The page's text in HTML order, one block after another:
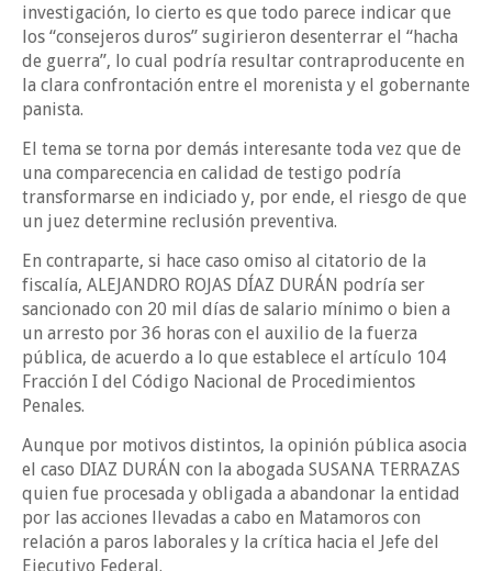
investigación, lo cierto es que todo parece indicar que
los “consejeros duros” sugirieron desenterrar el “hacha
de guerra”, lo cual podría resultar contraproducente en
la clara confrontación entre el morenista y el gobernante
panista.
El tema se torna por demás interesante toda vez que de
una comparecencia en calidad de testigo podría
transformarse en indiciado y, por ende, el riesgo de que
un juez determine reclusión preventiva.
En contraparte, si hace caso omiso al citatorio de la
fiscalía, ALEJANDRO ROJAS DÍAZ DURÁN podría ser
sancionado con 20 mil días de salario mínimo o bien a
un arresto por 36 horas con el auxilio de la fuerza
pública, de acuerdo a lo que establece el artículo 104
Fracción I del Código Nacional de Procedimientos
Penales.
Aunque por motivos distintos, la opinión pública asocia
el caso DIAZ DURÁN con la abogada SUSANA TERRAZAS
quien fue procesada y obligada a abandonar la entidad
por las acciones llevadas a cabo en Matamoros con
relación a paros laborales y la crítica hacia el Jefe del
Ejecutivo Federal.